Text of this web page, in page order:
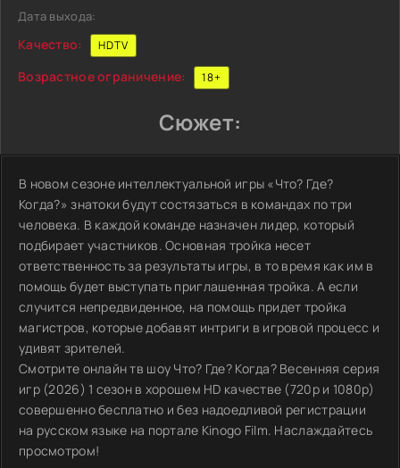
Дата выхода:
Качество: HDTV
Возрастное ограничение: 18+
Сюжет:
В новом сезоне интеллектуальной игры «Что? Где?
Когда?» знатоки будут состязаться в командах по три
человека. В каждой команде назначен лидер, который
подбирает участников. Основная тройка несет
ответственность за результаты игры, в то время как им в
помощь будет выступать приглашенная тройка. А если
случится непредвиденное, на помощь придет тройка
магистров, которые добавят интриги в игровой процесс и
удивят зрителей.
Смотрите онлайн тв шоу Что? Где? Когда? Весенняя серия
игр (2026) 1 сезон в хорошем HD качестве (720p и 1080p)
совершенно бесплатно и без надоедливой регистрации
на русском языке на портале Kinogo Film. Наслаждайтесь
просмотром!